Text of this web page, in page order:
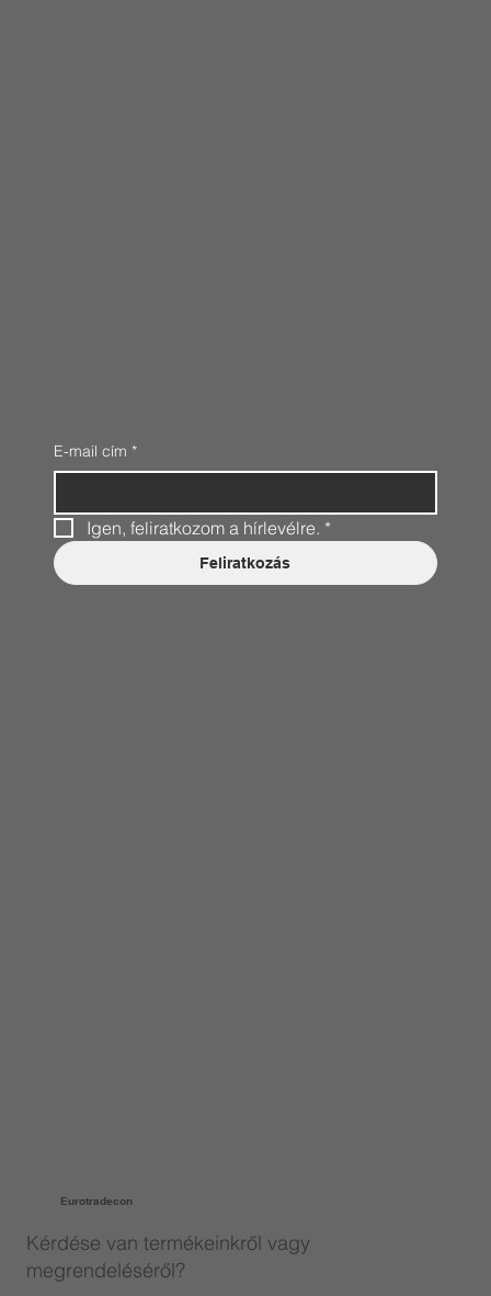
Eurotradecon
Kérdése van termékeinkről vagy
megrendeléséről?
E-mail cím *
Igen, feliratkozom a hírlevélre. *
Feliratkozás